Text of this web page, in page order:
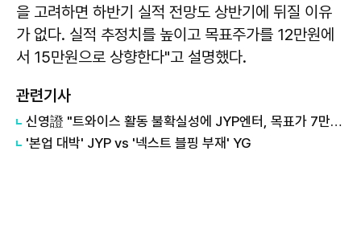
을 고려하면 하반기 실적 전망도 상반기에 뒤질 이유
가 없다. 실적 추정치를 높이고 목표주가를 12만원에
서 15만원으로 상향한다"고 설명했다.
관련기사
신영證 "트와이스 활동 불확실성에 JYP엔터, 목표가 7만5000원으로 하향"
'본업 대박' JYP vs '넥스트 블핑 부재' YG